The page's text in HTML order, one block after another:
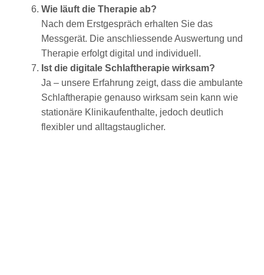
Wie läuft die Therapie ab?
Nach dem Erstgespräch erhalten Sie das
Messgerät. Die anschliessende Auswertung und
Therapie erfolgt digital und individuell.
Ist die digitale Schlaftherapie wirksam?
Ja – unsere Erfahrung zeigt, dass die ambulante
Schlaftherapie genauso wirksam sein kann wie
stationäre Klinikaufenthalte, jedoch deutlich
flexibler und alltagstauglicher.